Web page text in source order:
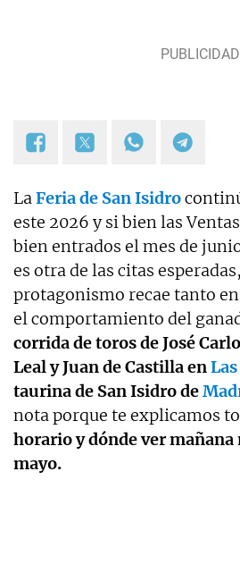
LaFeria de San Isidro
este 2026 y si bien las
bien entrados el mes de
es otra de las citas
protagonismo recae tanto
el comportamiento del
corrida de toros de José
Leal y Juan de Castilla en
taurina de San Isidro de
nota porque te explicamos
horario y dónde ver mañana
mayo.